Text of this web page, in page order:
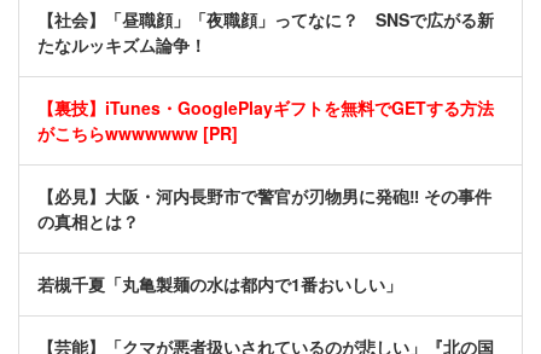
【社会】「昼職顔」「夜職顔」ってなに？ SNSで広がる新
たなルッキズム論争！
【裏技】iTunes・GooglePlayギフトを無料でGETする方法
がこちらwwwwwww [PR]
【必見】大阪・河内長野市で警官が刃物男に発砲‼ その事件
の真相とは？
若槻千夏「丸亀製麺の水は都内で1番おいしい」
【芸能】「クマが悪者扱いされているのが悲しい」『北の国